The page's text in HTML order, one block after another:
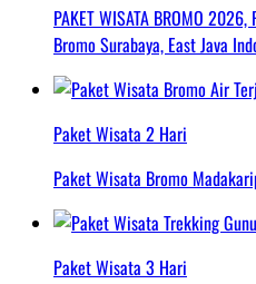
PAKET WISATA BROMO
Bromo Surabaya, East Java
Paket Wisata 2 Hari
Paket Wisata Bromo
Paket Wisata 3 Hari